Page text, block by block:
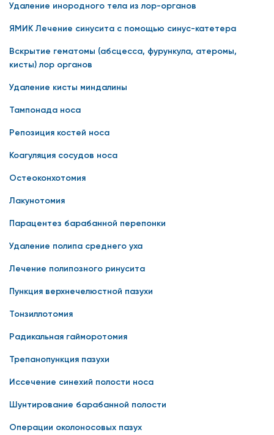
Удаление инородного тела из лор-органов
ЯМИК Лечение синусита с помощью синус-катетера
Вскрытие гематомы (абсцесса, фурункула, атеромы,
кисты) лор органов
Удаление кисты миндалины
Тампонада носа
Репозиция костей носа
Коагуляция сосудов носа
Остеоконхотомия
Лакунотомия
Парацентез барабанной перепонки
Удаление полипа среднего уха
Лечение полипозного ринусита
Пункция верхнечелюстной пазухи
Тонзиллотомия
Радикальная гайморотомия
Трепанопункция пазухи
Иссечение синехий полости носа
Шунтирование барабанной полости
Операции околоносовых пазух